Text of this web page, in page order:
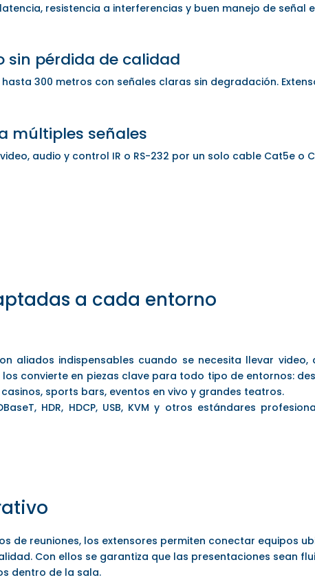
resistencia a interferencias y buen manejo de señal
sin pérdida de calidad
300 metros con señales claras sin degradación.
múltiples señales
audio y control IR o RS-232 por un solo cable Cat5e
a cada entorno
aliados indispensables cuando se necesita llevar
convierte en piezas clave para todo tipo de entornos:
sports bars, eventos en vivo y grandes teatros.
HDR, HDCP, USB, KVM y otros estándares
de reuniones, los extensores permiten conectar equipos
Con ellos se garantiza que las presentaciones sean
dentro de la sala.